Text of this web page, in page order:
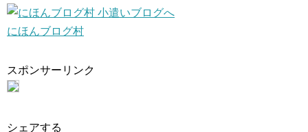
にほんブログ村
スポンサーリンク
シェアする